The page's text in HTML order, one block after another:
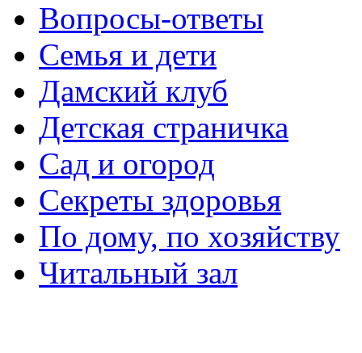
Вопросы-ответы
Семья и дети
Дамский клуб
Детская страничка
Сад и огород
Секреты здоровья
По дому, по хозяйству
Читальный зал